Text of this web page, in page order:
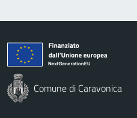
Comune di Caravonica